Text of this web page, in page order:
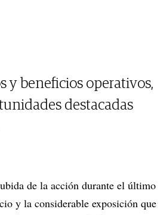
y beneficios operativos,
destacadas
de la acción durante el último
y la considerable exposición que